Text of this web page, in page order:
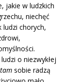
jakie w ludzkich
niechęć
ludzi chorych,
o niezwykłej
sobie radzą